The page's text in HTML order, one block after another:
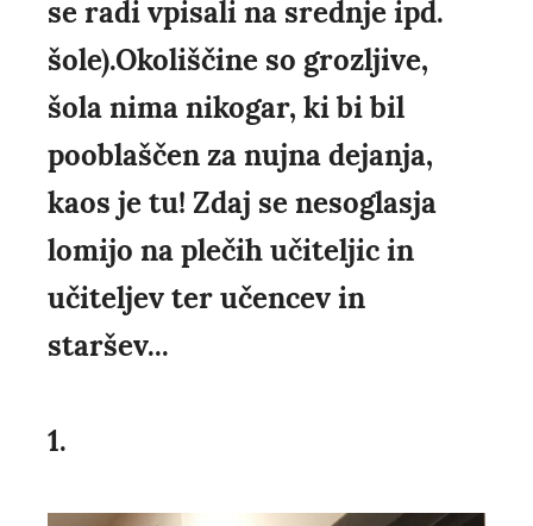
se radi vpisali na srednje ipd.
šole).Okoliščine so grozljive,
šola nima nikogar, ki bi bil
pooblaščen za nujna dejanja,
kaos je tu! Zdaj se nesoglasja
lomijo na plečih učiteljic in
učiteljev ter učencev in
staršev...
1.